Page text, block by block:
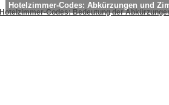
Hotelzimmer-Codes: Abkürzungen und
Hotelzimmer-Codes: Bedeutung der